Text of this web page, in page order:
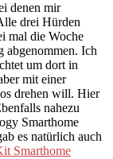
denen mir
drei Hürden
mal die Woche
abgenommen. Ich
um dort in
mit einer
drehen will. Hier
nahezu
Smarthome
es natürlich auch
Smarthome